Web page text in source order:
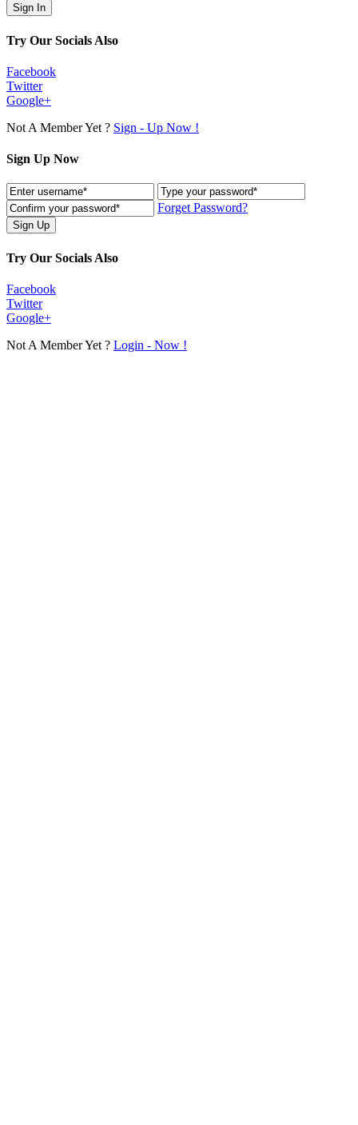
Try Our Socials Also
Facebook
Twitter
Google+
Not A Member Yet ? Sign - Up Now !
Sign Up Now
Forget Password?
Try Our Socials Also
Facebook
Twitter
Google+
Not A Member Yet ? Login - Now !